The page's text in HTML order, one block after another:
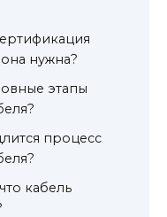
нужна?
этапы
процесс
кабель